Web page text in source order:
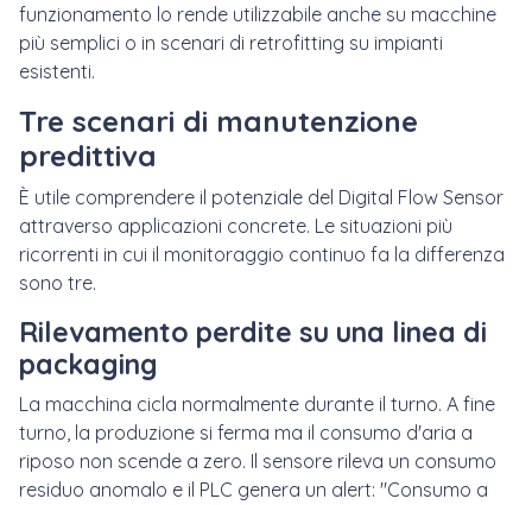
funzionamento lo rende utilizzabile anche su macchine
più semplici o in scenari di retrofitting su impianti
esistenti.
Tre scenari di manutenzione
predittiva
È utile comprendere il potenziale del Digital Flow Sensor
attraverso applicazioni concrete. Le situazioni più
ricorrenti in cui il monitoraggio continuo fa la differenza
sono tre.
Rilevamento perdite su una linea di
packaging
La macchina cicla normalmente durante il turno. A fine
turno, la produzione si ferma ma il consumo d'aria a
riposo non scende a zero. Il sensore rileva un consumo
residuo anomalo e il PLC genera un alert: "Consumo a